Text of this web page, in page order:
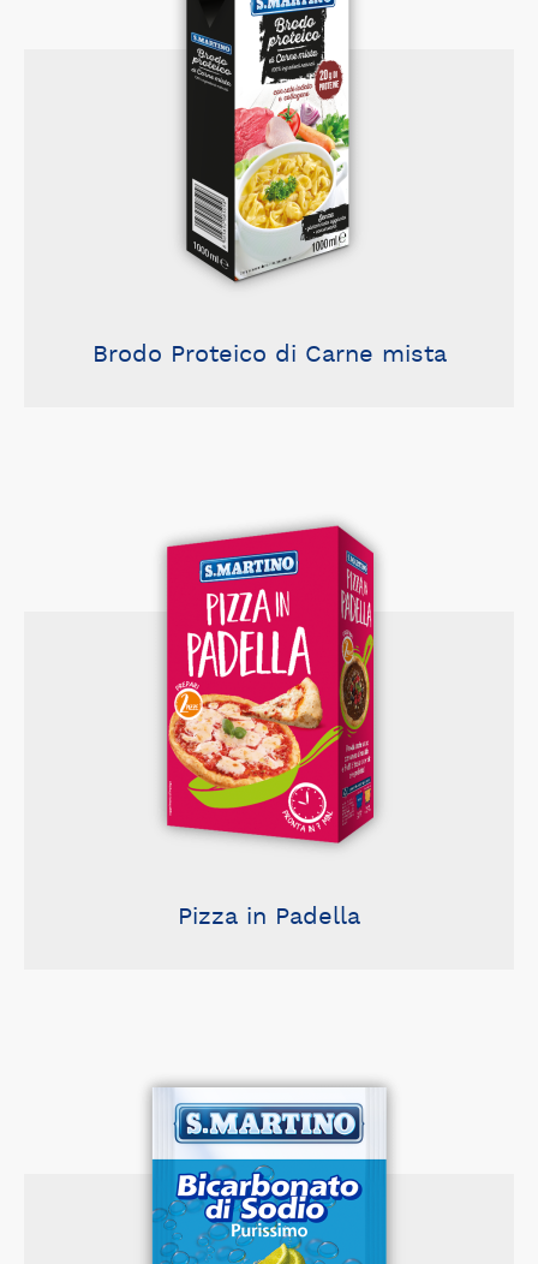
Brodo Proteico di Carne mista
Pizza in Padella